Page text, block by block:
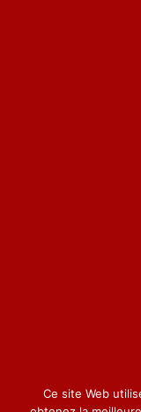
LEGAL
Ce site Web